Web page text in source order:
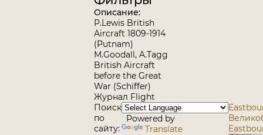
Описание:
P.Lewis British
Aircraft 1809-1914
(Putnam)
M.Goodall, A.Tagg
British Aircraft
before the Great
War (Schiffer)
Журнал Flight
Поиск
по
сайту:
Powered by
Translate